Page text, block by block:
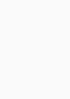
loại màn hình
dòng điện thoại
rỡ và độ tương
OLED đặc